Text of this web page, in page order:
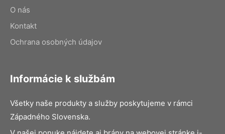
O nás
Kontakt
Ochrana osobných údajov
Informácie k službám
Všetky naše produkty a služby poskytujeme v rámci
Západného Slovenska.